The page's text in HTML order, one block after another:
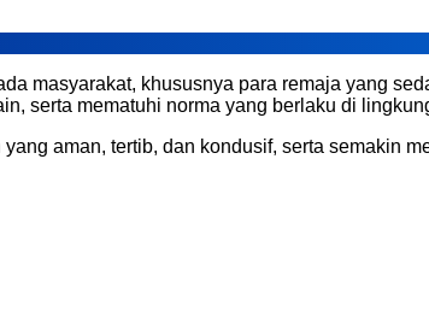
masyarakat, khususnya para remaja yang
serta mematuhi norma yang berlaku di
aman, tertib, dan kondusif, serta semakin